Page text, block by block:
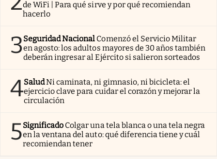
de WiFi | Para qué sirve y por qué recomiendan
hacerlo
3Seguridad Nacional Comenzó el Servicio Militar
en agosto: los adultos mayores de 30 años también
deberán ingresar al Ejército si salieron sorteados
4SaludNi caminata, ni gimnasio, ni bicicleta: el
ejercicio clave para cuidar el corazón y mejorar la
circulación
5Significado Colgar una tela blanca o una tela negra
en la ventana del auto: qué diferencia tiene y cuál
recomiendan tener